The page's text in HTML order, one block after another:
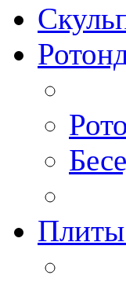
Плиты